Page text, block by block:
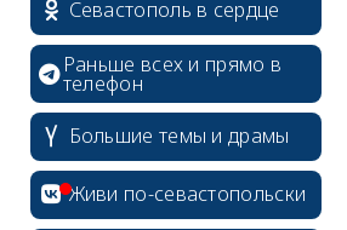
Севастополь в сердце
Раньше всех и прямо в
телефон
Большие темы и драмы
Живи по-севастопольски
erid: 2SDnjcrDNw6